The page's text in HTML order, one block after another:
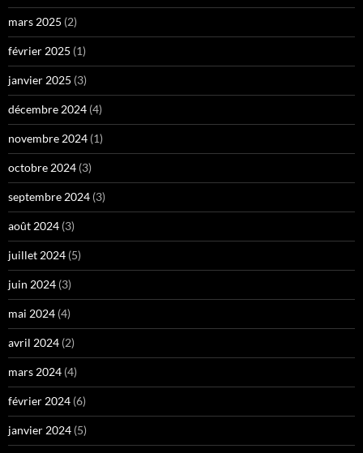
mars 2025 (2)
février 2025 (1)
janvier 2025 (3)
décembre 2024 (4)
novembre 2024 (1)
octobre 2024 (3)
septembre 2024 (3)
août 2024 (3)
juillet 2024 (5)
juin 2024 (3)
mai 2024 (4)
avril 2024 (2)
mars 2024 (4)
février 2024 (6)
janvier 2024 (5)